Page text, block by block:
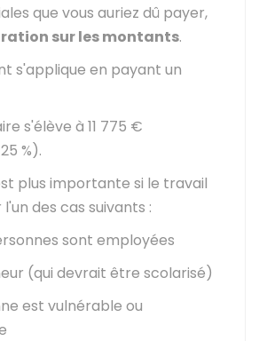
que vous auriez dû payer,
sur les montants.
s'applique en payant un
s'élève à 11 775 €
25 %).
plus importante si le travail
des cas suivants :
sont employées
(qui devrait être scolarisé)
est vulnérable ou